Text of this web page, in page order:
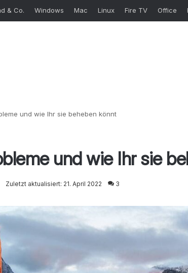
& Co. Windows Mac Linux Fire TV Office
und wie Ihr sie beheben könnt
und wie Ihr sie
Zuletzt aktualisiert: 21. April 2022 3